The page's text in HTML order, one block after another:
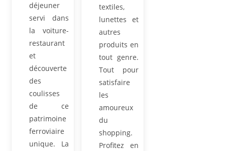
déjeuner
servi dans
la voiture-
restaurant
et
découverte
des
coulisses
de ce
patrimoine
ferroviaire
unique. La
textiles,
lunettes et
autres
produits en
tout genre.
Tout pour
satisfaire
les
amoureux
du
shopping.
Profitez en